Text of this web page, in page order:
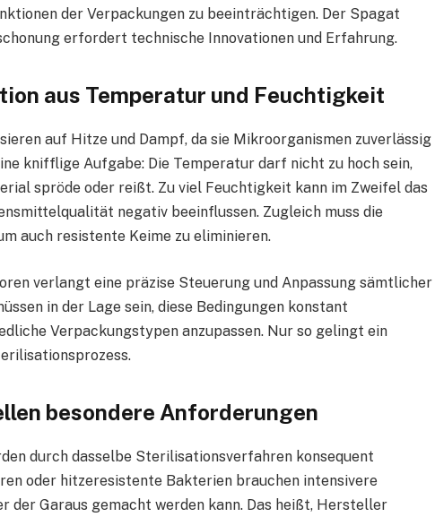
der Verpackungen zu beeinträchtigen. Der Spagat
erfordert technische Innovationen und Erfahrung.
aus Temperatur und Feuchtigkeit
auf Hitze und Dampf, da sie Mikroorganismen zuverlässig
knifflige Aufgabe: Die Temperatur darf nicht zu hoch sein,
spröde oder reißt. Zu viel Feuchtigkeit kann im Zweifel das
negativ beeinflussen. Zugleich muss die
auch resistente Keime zu eliminieren.
verlangt eine präzise Steuerung und Anpassung sämtlicher
in der Lage sein, diese Bedingungen konstant
Verpackungstypen anzupassen. Nur so gelingt ein
besondere Anforderungen
durch dasselbe Sterilisationsverfahren konsequent
oder hitzeresistente Bakterien brauchen intensivere
der Garaus gemacht werden kann. Das heißt, Hersteller